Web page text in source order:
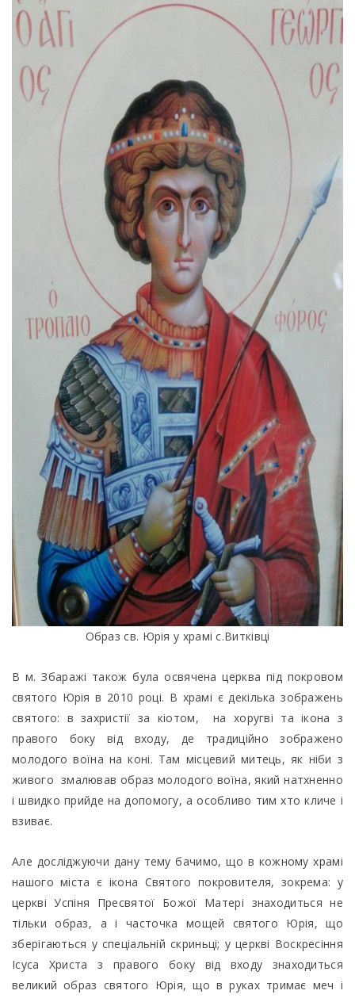
Образ св. Юрія у храмі с.Витківці
В м. Збаражі також була освячена церква під покровом
святого Юрія в 2010 році. В храмі є декілька зображень
святого: в захристії за кіотом, на хоругві та ікона з
правого боку від входу, де традиційно зображено
молодого воїна на коні. Там місцевий митець, як ніби з
живого змалював образ молодого воїна, який натхненно
і швидко прийде на допомогу, а особливо тим хто кличе і
взиває.
Але досліджуючи дану тему бачимо, що в кожному храмі
нашого міста є ікона Святого покровителя, зокрема: у
церкві Успіня Пресвятої Божої Матері знаходиться не
тільки образ, а і часточка мощей святого Юрія, що
зберігаються у спеціальній скриньці; у церкві Воскресіння
Ісуса Христа з правого боку від входу знаходиться
великий образ святого Юрія, що в руках тримає меч і